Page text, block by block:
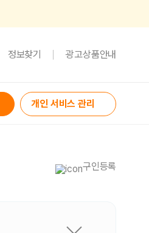
정보찾기 광고상품안내
개인 서비스 관리
구인등록